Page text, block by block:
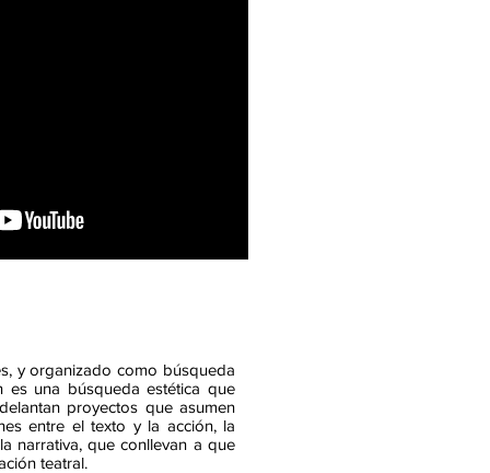
y organizado como búsqueda
es una búsqueda estética que
proyectos que asumen
entre el texto y la acción, la
narrativa, que conllevan a que
teatral.